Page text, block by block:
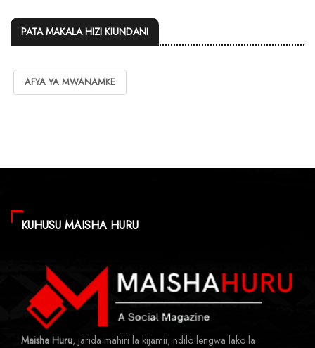
PATA MAKALA HIZI KIUNDANI
AFYA YA MWANAMKE
KUHUSU MAISHA HURU
Maisha Huru, jarida mahiri la kijamii, ndilo lengwa lako la